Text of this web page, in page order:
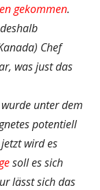
gekommen.
Chef
was just das
unter dem
potentiell
wird es
soll es sich
lässt sich das